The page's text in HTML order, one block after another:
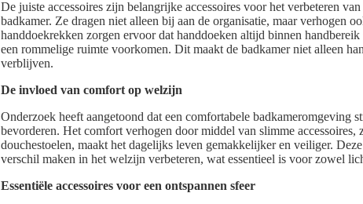
De juiste accessoires zijn belangrijke accessoires voor het verbeteren
badkamer. Ze dragen niet alleen bij aan de organisatie, maar verhogen
handdoekrekken zorgen ervoor dat handdoeken altijd binnen
een rommelige ruimte voorkomen. Dit maakt de badkamer niet alleen
verblijven.
De invloed van comfort op welzijn
Onderzoek heeft aangetoond dat een comfortabele badkameromgeving
bevorderen. Het comfort verhogen door middel van slimme accessoires,
douchestoelen, maakt het dagelijks leven gemakkelijker en veiliger.
verschil maken in het welzijn verbeteren, wat essentieel is voor zowel
Essentiële accessoires voor een ontspannen sfeer